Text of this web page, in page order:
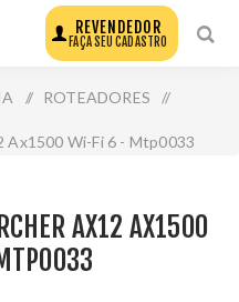
REVENDEDOR
FAÇA SEU CADASTRO
/ ROTEADORES /
Ax1500 Wi-Fi 6 - Mtp0033
AX12 AX1500